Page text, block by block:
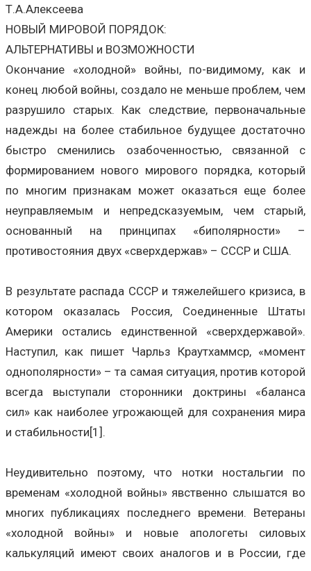
Т.А.Алексеева
НОВЫЙ МИРОВОЙ ПОРЯДОК:
АЛЬТЕРНАТИВЫ и ВОЗМОЖНОСТИ
Окончание «холодной» войны, по-видимому, как и
конец любой войны, создало не меньше проблем, чем
разрушило старых. Как следствие, первоначальные
надежды на более стабильное будущее достаточно
быстро сменились озабоченностью, связанной с
формированием нового мирового порядка, который
по многим признакам может оказаться еще более
неуправляемым и непредсказуемым, чем старый,
основанный на принципах «биполярности» –
противостояния двух «сверхдержав» – СССР и США.
В результате распада СССР и тяжелейшего кризиса, в
котором оказалась Россия, Соединенные Штаты
Америки остались единственной «сверхдержавой».
Наступил, как пишет Чарльз Краутхаммср, «момент
однополярности» – та самая ситуация, npoтив которой
всегда выступали сторонники доктрины «баланса
сил» как наиболее угрожающей для сохранения мира
и стабильности[1].
Неудивительно поэтому, что нотки ностальгии по
временам «холодной войны» явственно слышатся во
многих публикациях последнего времени. Ветераны
«холодной войны» и новые апологеты силовых
калькуляций имеют своих аналогов и в России, где